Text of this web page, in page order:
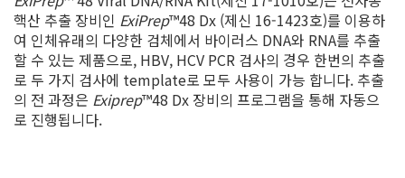
핵산 추출 장비인 ExiPrep™48 Dx (제신 16-1423호)를 이용하
여 인체유래의 다양한 검체에서 바이러스 DNA와 RNA를 추출
할 수 있는 제품으로, HBV, HCV PCR 검사의 경우 한번의 추출
로 두 가지 검사에 template로 모두 사용이 가능 합니다. 추출
의 전 과정은 Exiprep™48 Dx 장비의 프로그램을 통해 자동으
로 진행됩니다.